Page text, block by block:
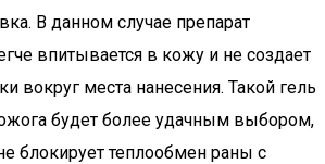
В данном случае препарат
впитывается в кожу и не создает
вокруг места нанесения. Такой гель
будет более удачным выбором,
блокирует теплообмен раны с